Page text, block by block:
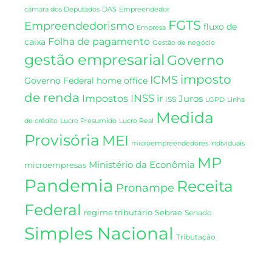
câmara dos Deputados DAS Empreendedor
Empreendedorismo Empresa FGTS fluxo de
caixa Folha de pagamento Gestão de negócio
gestão empresarial Governo
Governo Federal home office ICMS imposto
de renda Impostos INSS ir ISS Juros LGPD Linha
de crédito Lucro Presumido Lucro Real
Medida
Provisória MEI microempreendedores individuais
microempresas Ministério da Econômia MP
Pandemia Pronampe Receita
Federal regime tributário Sebrae Senado
Simples Nacional Tributação